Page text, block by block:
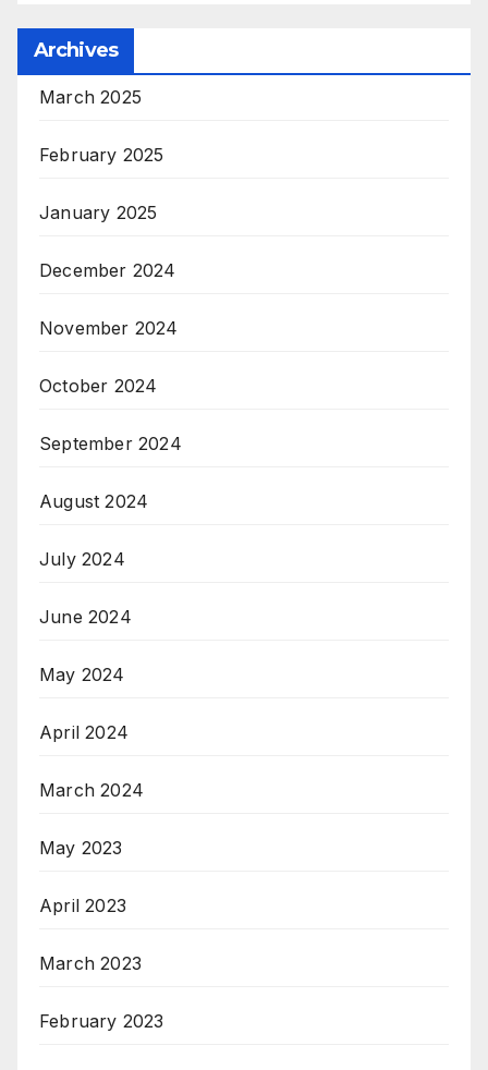
Archives
March 2025
February 2025
January 2025
December 2024
November 2024
October 2024
September 2024
August 2024
July 2024
June 2024
May 2024
April 2024
March 2024
May 2023
April 2023
March 2023
February 2023